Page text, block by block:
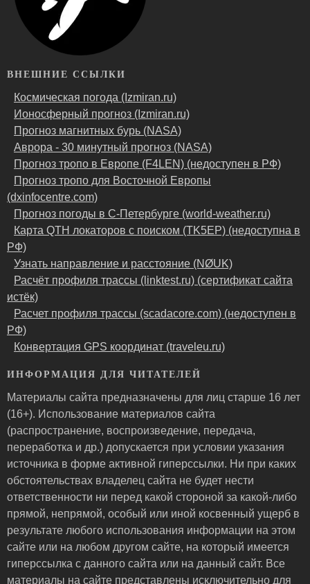
ВНЕШНИЕ ССЫЛКИ
Космическая погода (Izmiran.ru)
Ионосферный прогноз (Izmiran.ru)
Прогноз магнитных бурь (NASA)
Аврора - 30 минутный прогноз (NASA)
Прогноз тропо в Европе (F4LEN) (недоступен в РФ)
Прогноз тропо для Восточной Европы
(dxinfocentre.com)
Прогноз погоды в С-Петербурге (world-weather.ru)
Карта QTH локаторов с поиском (TK5EP) (недоступна в
РФ)
Узнать направление и расстояние (NØUK)
Расчёт профиля трассы (linktest.ru) (сертификат сайта
истёк)
Расчет профиля трассы (scadacore.com) (недоступен в
РФ)
Конвертация GPS координат (traveleu.ru)
ИНФОРМАЦИЯ ДЛЯ ЧИТАТЕЛЕЙ
Материалы сайта предназначены для лиц старше 16 лет
(16+). Использование материалов сайта
(распространение, воспроизведение, передача,
переработка и др.) допускается при условии указания
источника в форме активной гиперссылки. Ни при каких
обстоятельствах владелец сайта не будет нести
ответственности ни перед какой стороной за какой-либо
прямой, непрямой, особый или иной косвенный ущерб в
результате любого использования информации на этом
сайте или на любом другом сайте, на который имеется
гиперссылка с данного сайта или на данный сайт. Все
материалы на сайте представлены исключительно для